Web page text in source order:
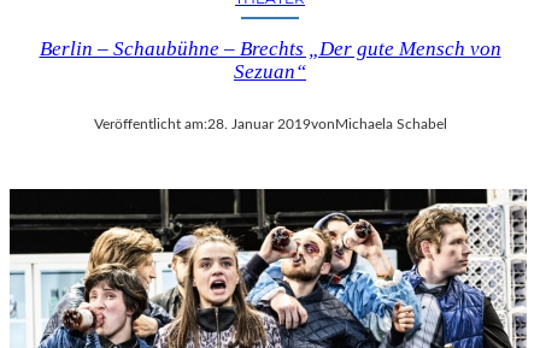
Berlin – Schaubühne – Brechts „Der gute Mensch von
Sezuan“
Veröffentlicht am:28. Januar 2019vonMichaela Schabel